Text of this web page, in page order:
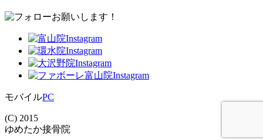
モバイルPC
(C) 2015
ゆめたか接骨院